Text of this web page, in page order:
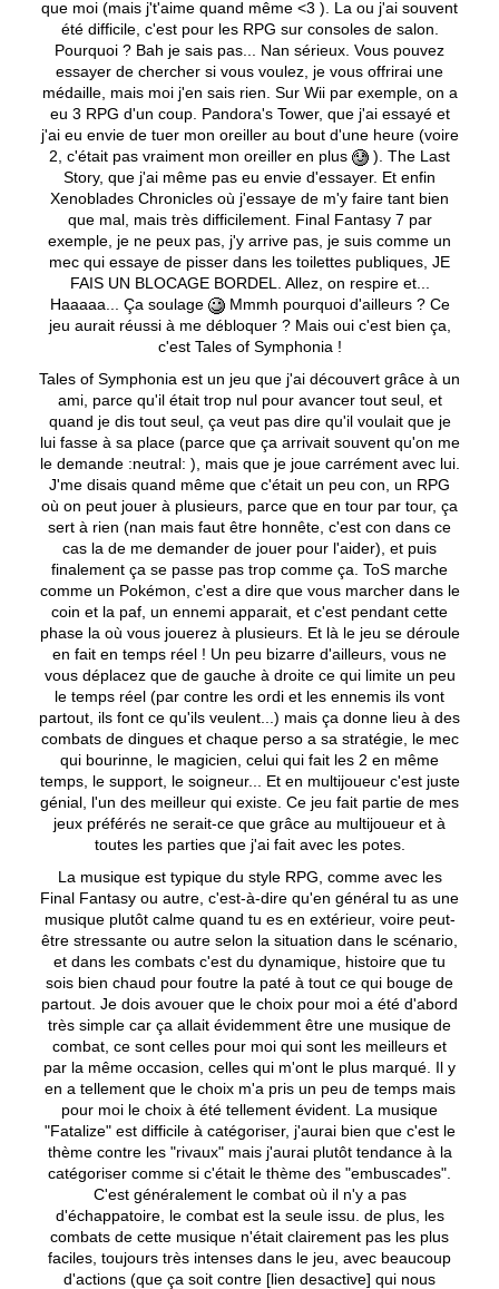
que moi (mais j't'aime quand même <3 ). La ou j'ai souvent
été difficile, c'est pour les RPG sur consoles de salon.
Pourquoi ? Bah je sais pas... Nan sérieux. Vous pouvez
essayer de chercher si vous voulez, je vous offrirai une
médaille, mais moi j'en sais rien. Sur Wii par exemple, on a
eu 3 RPG d'un coup. Pandora's Tower, que j'ai essayé et
j'ai eu envie de tuer mon oreiller au bout d'une heure (voire
2, c'était pas vraiment mon oreiller en plus
). The Last
Story, que j'ai même pas eu envie d'essayer. Et enfin
Xenoblades Chronicles où j'essaye de m'y faire tant bien
que mal, mais très difficilement. Final Fantasy 7 par
exemple, je ne peux pas, j'y arrive pas, je suis comme un
mec qui essaye de pisser dans les toilettes publiques, JE
FAIS UN BLOCAGE BORDEL. Allez, on respire et...
Haaaaa... Ça soulage
Mmmh pourquoi d'ailleurs ? Ce
jeu aurait réussi à me débloquer ? Mais oui c'est bien ça,
c'est Tales of Symphonia !
Tales of Symphonia est un jeu que j'ai découvert grâce à un
ami, parce qu'il était trop nul pour avancer tout seul, et
quand je dis tout seul, ça veut pas dire qu'il voulait que je
lui fasse à sa place (parce que ça arrivait souvent qu'on me
le demande :neutral: ), mais que je joue carrément avec lui.
J'me disais quand même que c'était un peu con, un RPG
où on peut jouer à plusieurs, parce que en tour par tour, ça
sert à rien (nan mais faut être honnête, c'est con dans ce
cas la de me demander de jouer pour l'aider), et puis
finalement ça se passe pas trop comme ça. ToS marche
comme un Pokémon, c'est a dire que vous marcher dans le
coin et la paf, un ennemi apparait, et c'est pendant cette
phase la où vous jouerez à plusieurs. Et là le jeu se déroule
en fait en temps réel ! Un peu bizarre d'ailleurs, vous ne
vous déplacez que de gauche à droite ce qui limite un peu
le temps réel (par contre les ordi et les ennemis ils vont
partout, ils font ce qu'ils veulent...) mais ça donne lieu à des
combats de dingues et chaque perso a sa stratégie, le mec
qui bourinne, le magicien, celui qui fait les 2 en même
temps, le support, le soigneur... Et en multijoueur c'est juste
génial, l'un des meilleur qui existe. Ce jeu fait partie de mes
jeux préférés ne serait-ce que grâce au multijoueur et à
toutes les parties que j'ai fait avec les potes.
La musique est typique du style RPG, comme avec les
Final Fantasy ou autre, c'est-à-dire qu'en général tu as une
musique plutôt calme quand tu es en extérieur, voire peut-
être stressante ou autre selon la situation dans le scénario,
et dans les combats c'est du dynamique, histoire que tu
sois bien chaud pour foutre la paté à tout ce qui bouge de
partout. Je dois avouer que le choix pour moi a été d'abord
très simple car ça allait évidemment être une musique de
combat, ce sont celles pour moi qui sont les meilleurs et
par la même occasion, celles qui m'ont le plus marqué. Il y
en a tellement que le choix m'a pris un peu de temps mais
pour moi le choix à été tellement évident. La musique
"Fatalize" est difficile à catégoriser, j'aurai bien que c'est le
thème contre les "rivaux" mais j'aurai plutôt tendance à la
catégoriser comme si c'était le thème des "embuscades".
C'est généralement le combat où il n'y a pas
d'échappatoire, le combat est la seule issu. de plus, les
combats de cette musique n'était clairement pas les plus
faciles, toujours très intenses dans le jeu, avec beaucoup
d'actions (que ça soit contre [lien desactive] qui nous